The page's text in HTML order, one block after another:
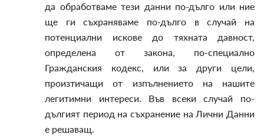
да обработваме тези данни по-дълго или ние
ще ги съхраняваме по-дълго в случай на
потенциални искове до тяхната давност,
определена от закона, по-специално
Гражданския кодекс, или за други цели,
произтичащи от изпълнението на нашите
легитимни интереси. Във всеки случай по-
дългият период на съхранение на Лични Данни
е решаващ.